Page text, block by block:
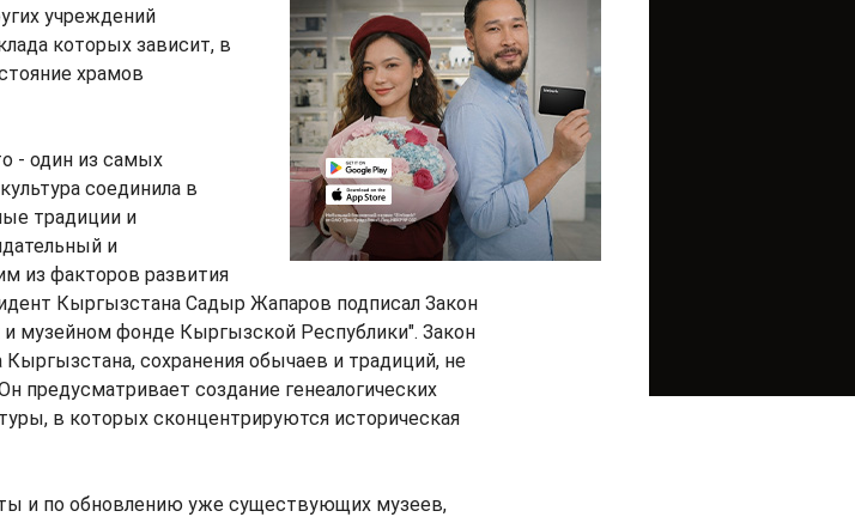
учреждений
которых зависит, в
храмов
- один из самых
соединила в
традиции и
и
из факторов развития
Кыргызстана Садыр Жапаров подписал Закон
музейном фонде Кыргызской Республики". Закон
Кыргызстана, сохранения обычаев и традиций, не
предусматривает создание генеалогических
в которых сконцентрируются историческая
и по обновлению уже существующих музеев,